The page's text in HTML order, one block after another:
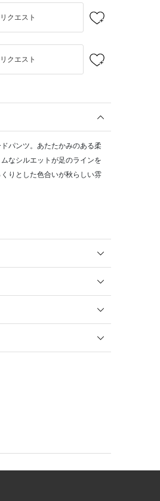
クエスト
クエスト
パンツ。あたたかみのある柔
なシルエットが足のラインを
りとした色合いが秋らしい雰